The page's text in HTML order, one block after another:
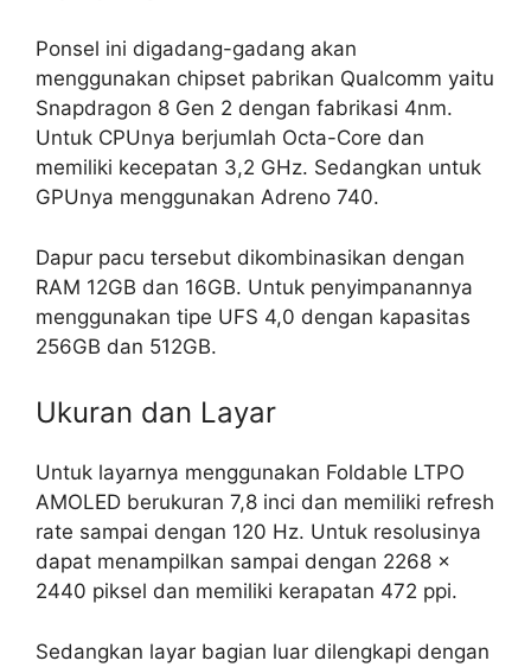
Ponsel ini digadang-gadang akan
menggunakan chipset pabrikan Qualcomm yaitu
Snapdragon 8 Gen 2 dengan fabrikasi 4nm.
Untuk CPUnya berjumlah Octa-Core dan
memiliki kecepatan 3,2 GHz. Sedangkan untuk
GPUnya menggunakan Adreno 740.
Dapur pacu tersebut dikombinasikan dengan
RAM 12GB dan 16GB. Untuk penyimpanannya
menggunakan tipe UFS 4,0 dengan kapasitas
256GB dan 512GB.
Ukuran dan Layar
Untuk layarnya menggunakan Foldable LTPO
AMOLED berukuran 7,8 inci dan memiliki refresh
rate sampai dengan 120 Hz. Untuk resolusinya
dapat menampilkan sampai dengan 2268 x
2440 piksel dan memiliki kerapatan 472 ppi.
Sedangkan layar bagian luar dilengkapi dengan